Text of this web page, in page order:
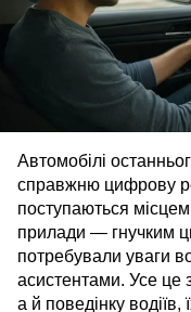
Автомобілі
справжню цифрову
поступаються
прилади — гнучким
потребували уваги
асистентами. Усе це
а й поведінку водіїв,